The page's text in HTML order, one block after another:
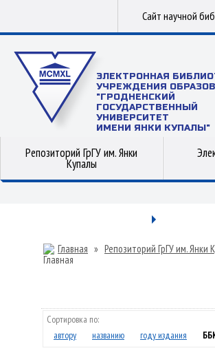
Сайт научной
ЭЛЕКТРОННАЯ
УЧРЕЖДЕНИЯ
"ГРОДНЕНСКИЙ
ГОСУДАРСТВЕННЫЙ
УНИВЕРСИТЕТ
ИМЕНИ ЯНКИ КУПАЛЫ"
Репозиторий ГрГУ им. Янки
Купалы
Главная » Репозиторий ГрГУ им. Янки
Сортировка по:
автору
названию году издания